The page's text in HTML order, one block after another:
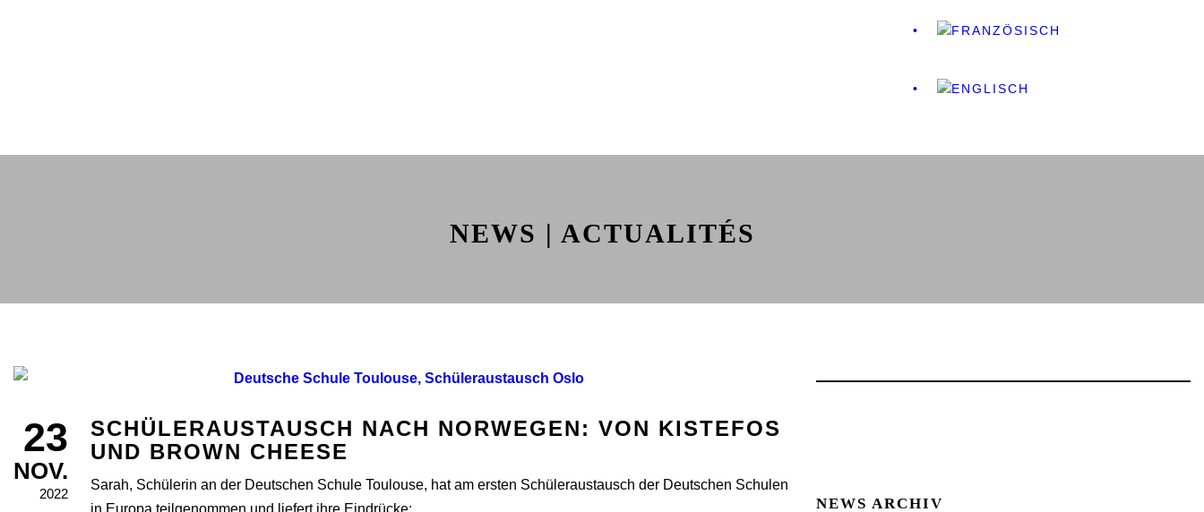
NEWS | ACTUALITÉS
23
NOV.
2022
SCHÜLERAUSTAUSCH NACH NORWEGEN: VON KISTEFOS
UND BROWN CHEESE
Sarah, Schülerin an der Deutschen Schule Toulouse, hat am ersten Schüleraustausch der Deutschen Schulen
in Europa teilgenommen und liefert ihre Eindrücke:
NEWS ARCHIV